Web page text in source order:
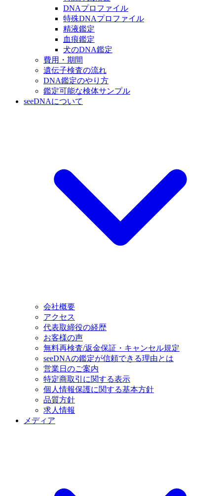
DNAプロファイル
特殊DNAプロファイル
精液鑑定
血痕鑑定
犬のDNA鑑定
費用・期間
遺伝子検査の流れ
DNA鑑定のやり方
鑑定可能な検体サンプル
seeDNAについて
会社概要
アクセス
代表取締役の経歴
お客様の声
無料再検査/返金保証・キャンセル規定
seeDNAの鑑定が信頼できる理由とは
営業日のご案内
特定商取引に関する表示
個人情報保護に関する基本方針
品質方針
求人情報
メディア